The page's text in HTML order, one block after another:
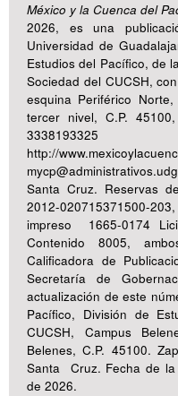
México y la Cuenca del
2026, es una
Universidad de
Estudios del Pacífico, de
Sociedad del CUCSH,
esquina Periférico
tercer nivel, C.P.
http://
Santa Cruz. Reservas
2012-020715371500-
impreso 1665-0174
Contenido 8005,
Calificadora de
Secretaría de
actualización de este
Pacífico, División de
CUCSH, Campus
Belenes, C.P. 45100.
Santa Cruz. Fecha de la
de 2026.